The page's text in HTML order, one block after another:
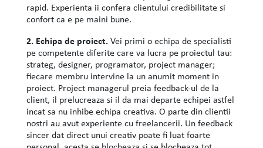
rapid. Experienta ii confera clientului credibilitate si
confort ca e pe maini bune.
2. Echipa de proiect.Vei primi o echipa de specialisti
pe competente diferite care va lucra pe proiectul tau:
strateg, designer, programator, project manager;
fiecare membru intervine la un anumit moment in
proiect. Project managerul preia feedback-ul de la
client, il prelucreaza si il da mai departe echipei astfel
incat sa nu inhibe echipa creativa. O parte din clientii
nostri au avut experiente cu freelancerii. Un feedback
sincer dat direct unui creativ poate fi luat foarte